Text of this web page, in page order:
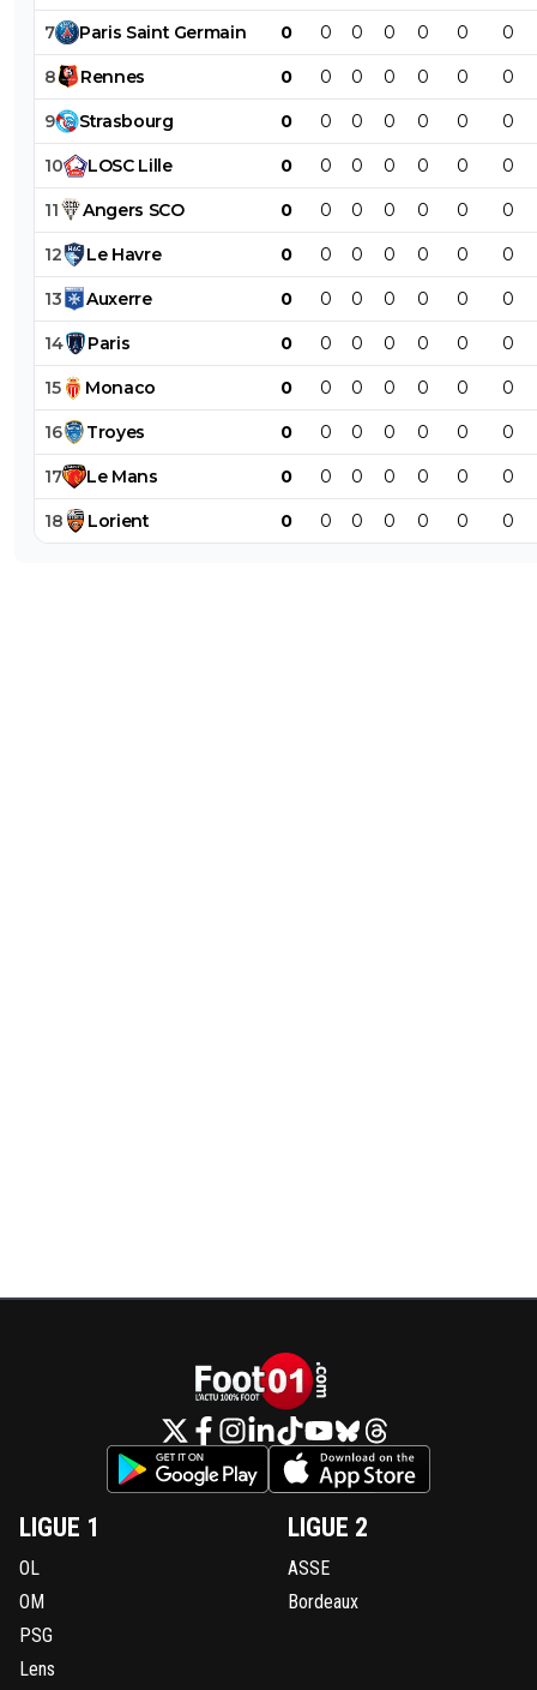
7 Paris Saint Germain 0 0 0 0 0 0 0
8 Rennes 0 0 0 0 0 0 0
9 Strasbourg 0 0 0 0 0 0 0
10 LOSC Lille 0 0 0 0 0 0 0
11 Angers SCO 0 0 0 0 0 0 0
12 Le Havre 0 0 0 0 0 0 0
13 Auxerre 0 0 0 0 0 0 0
14 Paris 0 0 0 0 0 0 0
15 Monaco 0 0 0 0 0 0 0
16 Troyes 0 0 0 0 0 0 0
17 Le Mans 0 0 0 0 0 0 0
18 Lorient 0 0 0 0 0 0 0
LIGUE 1
OL
OM
PSG
Lens
LIGUE 2
ASSE
Bordeaux